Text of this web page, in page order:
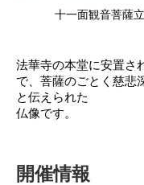
十一面観音菩薩
法華寺の本堂に安置さ
で、菩薩のごとく慈悲
と伝えられた
仏像です。
開催情報